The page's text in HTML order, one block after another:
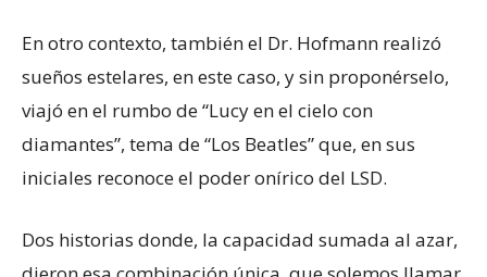
En otro contexto, también el Dr. Hofmann realizó
sueños estelares, en este caso, y sin proponérselo,
viajó en el rumbo de “Lucy en el cielo con
diamantes”, tema de “Los Beatles” que, en sus
iniciales reconoce el poder onírico del LSD.
Dos historias donde, la capacidad sumada al azar,